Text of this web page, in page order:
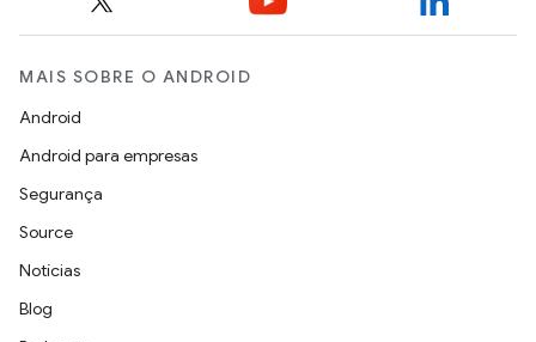
MAIS SOBRE O ANDROID
Android
Android para empresas
Segurança
Source
Notícias
Blog